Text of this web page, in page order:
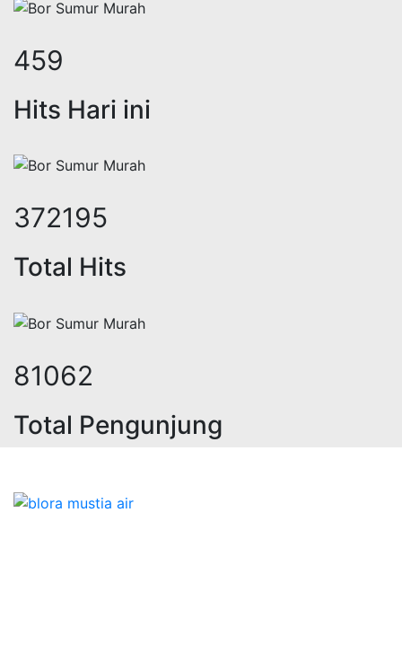
557
Hits Hari ini
453169
Total Hits
98697
Total Pengunjung